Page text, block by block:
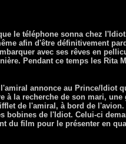
le téléphone sonna chez
afin d'être définitivement
avec ses rêves en
Pendant ce temps les
annonce au Prince/Idiot
à la recherche de son mari,
de l'amiral, à bord de
bobines de l'Idiot. Celui-ci
du film pour le présenter en